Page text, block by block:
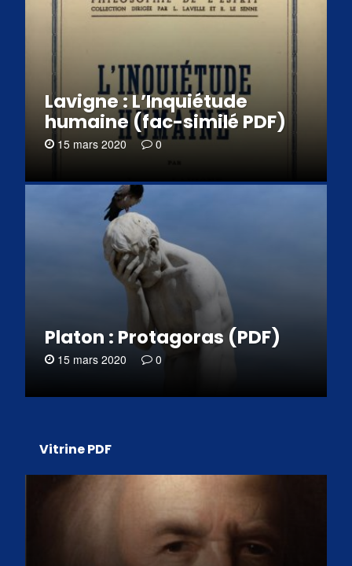
Lavigne : L’Inquiétude
humaine (fac-similé PDF)
15 mars 2020 0
Platon : Protagoras (PDF)
15 mars 2020 0
Vitrine PDF